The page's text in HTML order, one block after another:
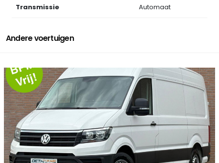
Transmissie Automaat
Andere voertuigen